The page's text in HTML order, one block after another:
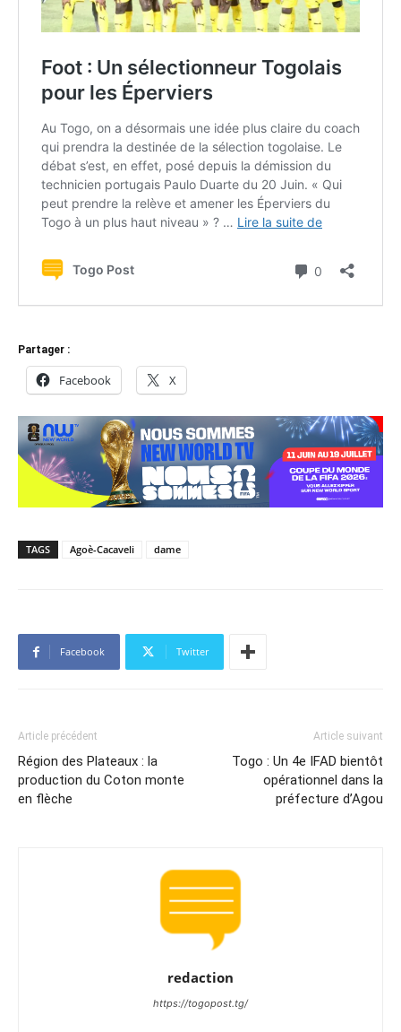
Partager :
Facebook X
TAGS Agoè-Cacaveli dame
Facebook Twitter
Article précédent
Région des Plateaux : la
production du Coton monte
en flèche
Article suivant
Togo : Un 4e IFAD bientôt
opérationnel dans la
préfecture d’Agou
redaction
https://togopost.tg/